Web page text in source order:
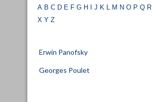
a b c d e fg h i j k l m no p q r
x yz
Erwin Panofsky
Georges Poulet